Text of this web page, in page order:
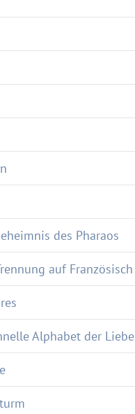
des Pharaos
auf Französisch
Alphabet der Liebe